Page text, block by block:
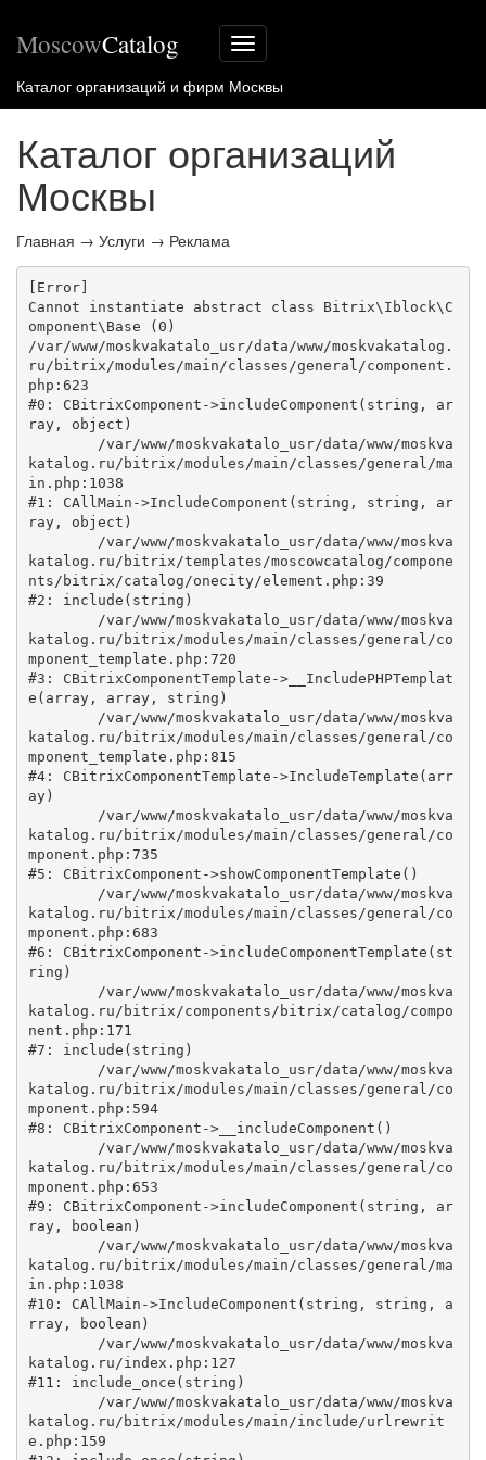
Меню
сайта
MoscowCatalog
Каталог организаций и фирм Москвы
Каталог организаций
Москвы
Главная → Услуги → Реклама
[Error]
Cannot instantiate abstract class Bitrix\Iblock\C
omponent\Base (0)
/var/www/moskvakatalo_usr/data/www/moskvakatalog.
ru/bitrix/modules/main/classes/general/component.
php:623
#0: CBitrixComponent->includeComponent(string, ar
ray, object)
katalog.ru/bitrix/modules/main/classes/general/ma
in.php:1038
#1: CAllMain->IncludeComponent(string, string, ar
ray, object)
katalog.ru/bitrix/templates/moscowcatalog/compone
nts/bitrix/catalog/onecity/element.php:39
#2: include(string)
katalog.ru/bitrix/modules/main/classes/general/co
mponent_template.php:720
#3: CBitrixComponentTemplate->__IncludePHPTemplat
e(array, array, string)
katalog.ru/bitrix/modules/main/classes/general/co
mponent_template.php:815
#4: CBitrixComponentTemplate->IncludeTemplate(arr
ay)
katalog.ru/bitrix/modules/main/classes/general/co
mponent.php:735
#5: CBitrixComponent->showComponentTemplate()
katalog.ru/bitrix/modules/main/classes/general/co
mponent.php:683
#6: CBitrixComponent->includeComponentTemplate(st
ring)
katalog.ru/bitrix/components/bitrix/catalog/compo
nent.php:171
#7: include(string)
katalog.ru/bitrix/modules/main/classes/general/co
mponent.php:594
#8: CBitrixComponent->__includeComponent()
katalog.ru/bitrix/modules/main/classes/general/co
mponent.php:653
#9: CBitrixComponent->includeComponent(string, ar
ray, boolean)
katalog.ru/bitrix/modules/main/classes/general/ma
in.php:1038
#10: CAllMain->IncludeComponent(string, string, a
rray, boolean)
katalog.ru/index.php:127
#11: include_once(string)
katalog.ru/bitrix/modules/main/include/urlrewrit
e.php:159